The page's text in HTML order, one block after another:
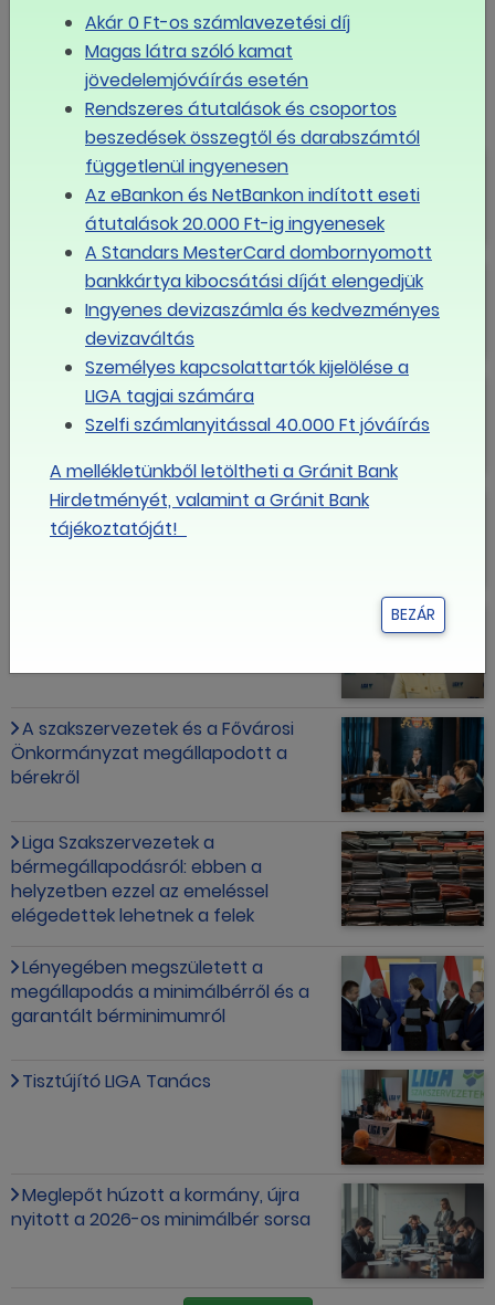
LINK MÁSOLÁSA
LIGA
Mikor érheti el az egymillió forintot
az átlagfizetés Magyarországon?
Nagyon fogynak a magyar
munkavállalók, kérdés, ez mennyire
Boldog Új Évet!
Boldog karácsonyt!
A szakszervezetek és a Fővárosi
Önkormányzat megállapodott a
bérekről
Liga Szakszervezetek a
bérmegállapodásról: ebben a
helyzetben ezzel az emeléssel
elégedettek lehetnek a felek
Lényegében megszületett a
megállapodás a minimálbérről és a
garantált bérminimumról
Tisztújító LIGA Tanács
Meglepőt húzott a kormány, újra
nyitott a 2026-os minimálbér sorsa
Akár 0 Ft-os számlavezetési díj
Magas látra szóló kamat
jövedelemjóváírás esetén
Rendszeres átutalások és csoportos
beszedések összegtől és darabszámtól
függetlenül ingyenesen
Az eBankon és NetBankon indított eseti
átutalások 20.000 Ft-ig ingyenesek
A Standars MesterCard dombornyomott
bankkártya kibocsátási díját elengedjük
Ingyenes devizaszámla és kedvezményes
devizaváltás
Személyes kapcsolattartók kijelölése a
LIGA tagjai számára
Szelfi számlanyitással 40.000 Ft jóváírás
A mellékletünkből letöltheti a Gránit Bank
Hirdetményét, valamint a Gránit Bank
tájékoztatóját!
BEZÁR